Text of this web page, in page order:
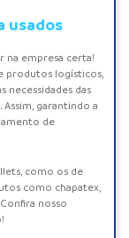
usados
na empresa certa!
produtos logísticos,
necessidades das
garantindo a
de
como os de
como chapatex,
nosso